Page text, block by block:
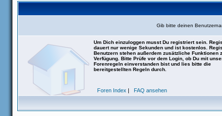
Gib bitte deinen
Um Dich einzuloggen musst Du registriert sein.
dauert nur wenige Sekunden und ist kostenlos.
Benutzern stehen außerdem zusätzliche Funktionen
Verfügung. Bitte Prüfe vor dem Login, ob Du mit
Forenregeln einverstanden bist und lies bitte die
bereitgestellten Regeln durch.
Foren Index | FAQ ansehen